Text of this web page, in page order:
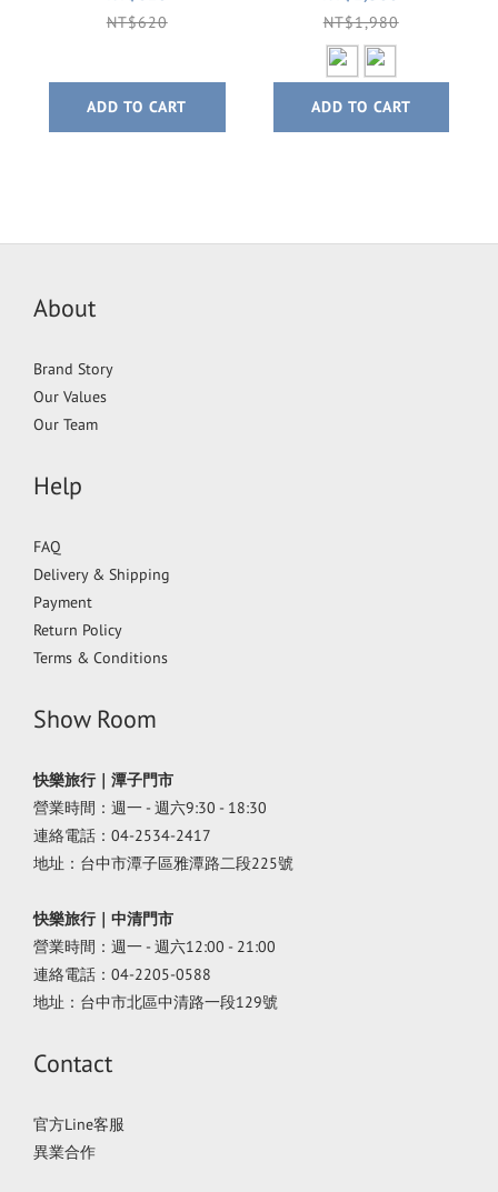
(粉紅/紅)
NT$620
ADD TO CART
衣物袋(2色可選)
NT$1,980
ADD TO CART
About
Brand Story
Our Values
Our Team
Help
FAQ
Delivery & Shipping
Payment
Return Policy
Terms & Conditions
Show Room
快樂旅行｜潭子門市
營業時間：週一 - 週六9:30 - 18:30
連絡電話：04-2534-2417
地址：台中市潭子區雅潭路二段225號
快樂旅行｜中清門市
營業時間：週一 - 週六12:00 - 21:00
連絡電話：04-2205-0588
地址：台中市北區中清路一段129號
Contact
官方Line客服
異業合作